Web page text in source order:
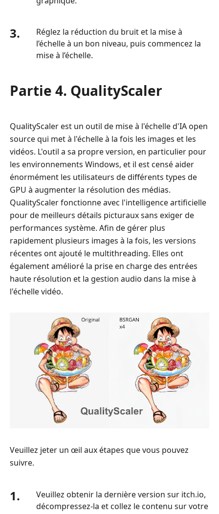
3.
Réglez la réduction du bruit et la mise à
l’échelle à un bon niveau, puis commencez la
mise à l’échelle.
Partie 4. QualityScaler
QualityScaler est un outil de mise à l'échelle d'IA open
source qui met à l'échelle à la fois les images et les
vidéos. L'outil a sa propre version, en particulier pour
les environnements Windows, et il est censé aider
énormément les utilisateurs de différents types de
GPU à augmenter la résolution des médias.
QualityScaler fonctionne avec l'intelligence artificielle
pour de meilleurs détails picturaux sans exiger de
performances système. Afin de gérer plus
rapidement plusieurs images à la fois, les versions
récentes ont ajouté le multithreading. Elles ont
également amélioré la prise en charge des entrées
haute résolution et la gestion audio dans la mise à
l'échelle vidéo.
Veuillez jeter un œil aux étapes que vous pouvez
suivre.
1.
Veuillez obtenir la dernière version sur itch.io,
décompressez-la et collez le contenu sur votre